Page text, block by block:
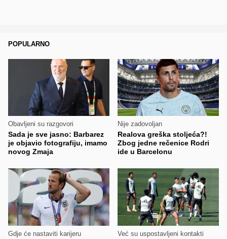
POPULARNO
Obavljeni su razgovori
Sada je sve jasno: Barbarez
je objavio fotografiju, imamo
novog Zmaja
Nije zadovoljan
Realova greška stoljeća?!
Zbog jedne rečenice Rodri
ide u Barcelonu
Gdje će nastaviti karijeru Već su uspostavljeni kontakti